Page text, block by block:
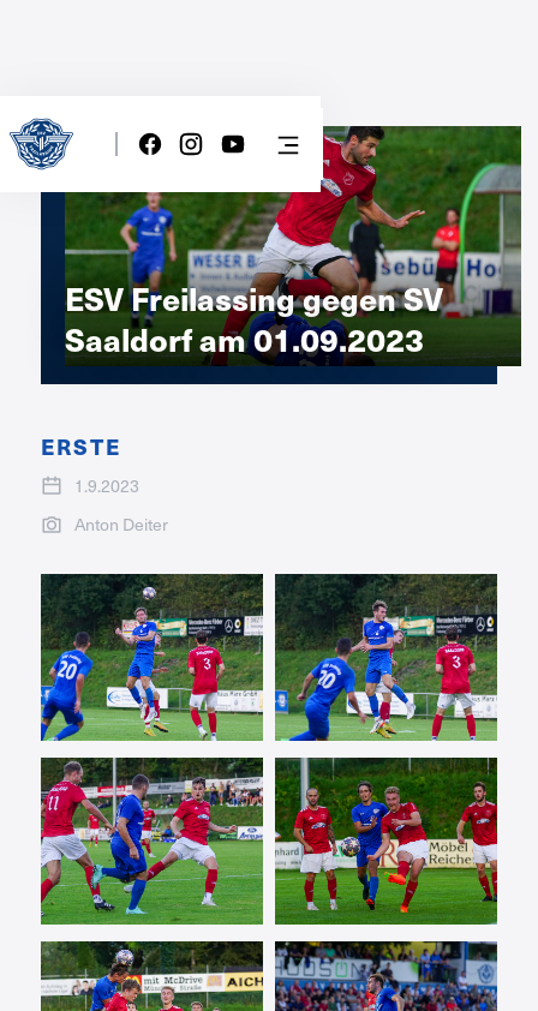
ESV Freilassing gegen SV
Saaldorf am 01.09.2023
ERSTE
1.9.2023
Anton Deiter